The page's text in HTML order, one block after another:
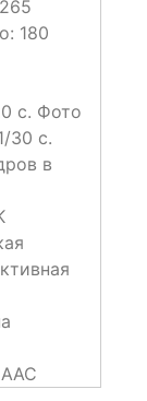
180
с. Фото
30 с.
в